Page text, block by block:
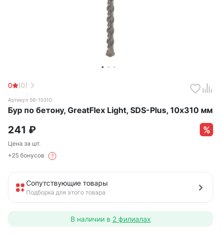
0 (0)
Артикул 56-10310
Бур по бетону, GreatFlex Light, SDS-Plus, 10х310 мм
241 ₽
Цена за шт.
+25 бонусов
?
Сопутствующие товары
Подборка для этого товара
В наличии в 2 филиалах